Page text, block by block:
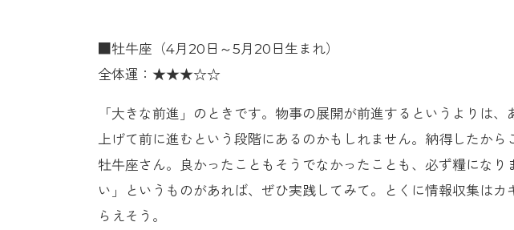
■牡牛座（4月20日～5月20日生まれ）
全体運：★★★☆☆
「大きな前進」のときです。物事の展開が前進するというよりは
上げて前に進むという段階にあるのかもしれません。納得したか
牡牛座さん。良かったこともそうでなかったことも、必ず糧になり
い」というものがあれば、ぜひ実践してみて。とくに情報収集はカ
らえそう。